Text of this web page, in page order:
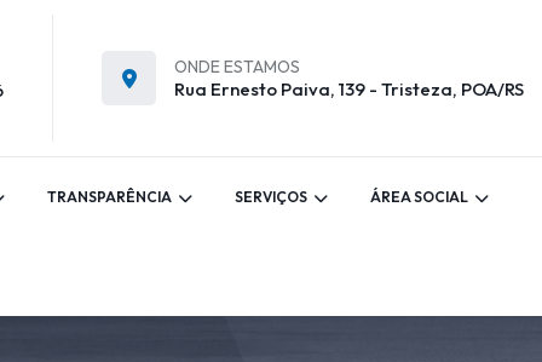
ONDE ESTAMOS
Rua Ernesto Paiva, 139 - Tristeza, POA/RS
TRANSPARÊNCIA SERVIÇOS ÁREA SOCIAL